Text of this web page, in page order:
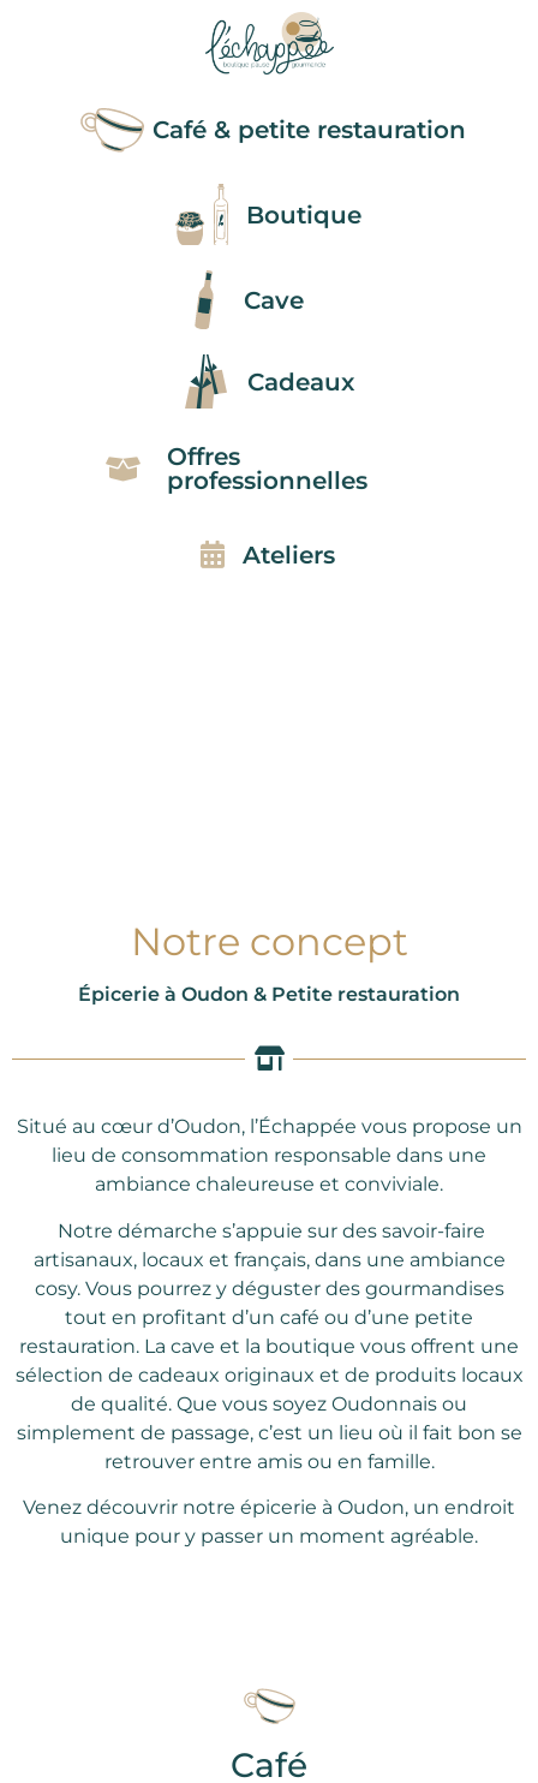
Café & petite restauration
Boutique
Cave
Cadeaux
Offres
professionnelles
Ateliers
Notre concept
Épicerie à Oudon & Petite restauration
Situé au cœur d’Oudon, l’Échappée vous propose un
lieu de consommation responsable dans une
ambiance chaleureuse et conviviale.
Notre démarche s’appuie sur des savoir-faire
artisanaux, locaux et français, dans une ambiance
cosy. Vous pourrez y déguster des gourmandises
tout en profitant d’un café ou d’une petite
restauration. La cave et la boutique vous offrent une
sélection de cadeaux originaux et de produits locaux
de qualité. Que vous soyez Oudonnais ou
simplement de passage, c’est un lieu où il fait bon se
retrouver entre amis ou en famille.
Venez découvrir notre épicerie à Oudon, un endroit
unique pour y passer un moment agréable.
Café